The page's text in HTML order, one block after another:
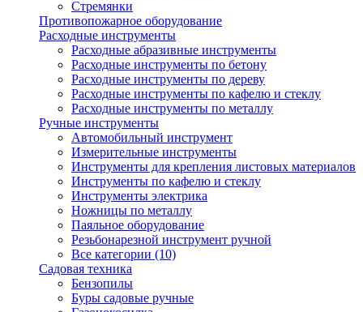
Стремянки
Противопожарное оборудование
Расходные инструменты
Расходные абразивные инструменты
Расходные инструменты по бетону
Расходные инструменты по дереву
Расходные инструменты по кафелю и стеклу
Расходные инструменты по металлу
Ручные инструменты
Автомобильный инструмент
Измерительные инструменты
Инструменты для крепления листовых материалов
Инструменты по кафелю и стеклу
Инструменты электрика
Ножницы по металлу
Паяльное оборудование
Резьбонарезной инструмент ручной
Все категории (10)
Садовая техника
Бензопилы
Буры садовые ручные